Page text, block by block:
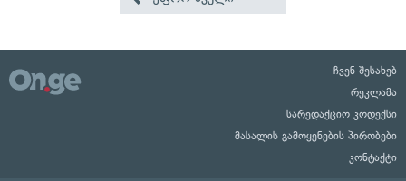
ჩვენ შესახებ
რეკლამა
სარედაქციო კოდექსი
მასალის გამოყენების პირობები
კონტაქტი